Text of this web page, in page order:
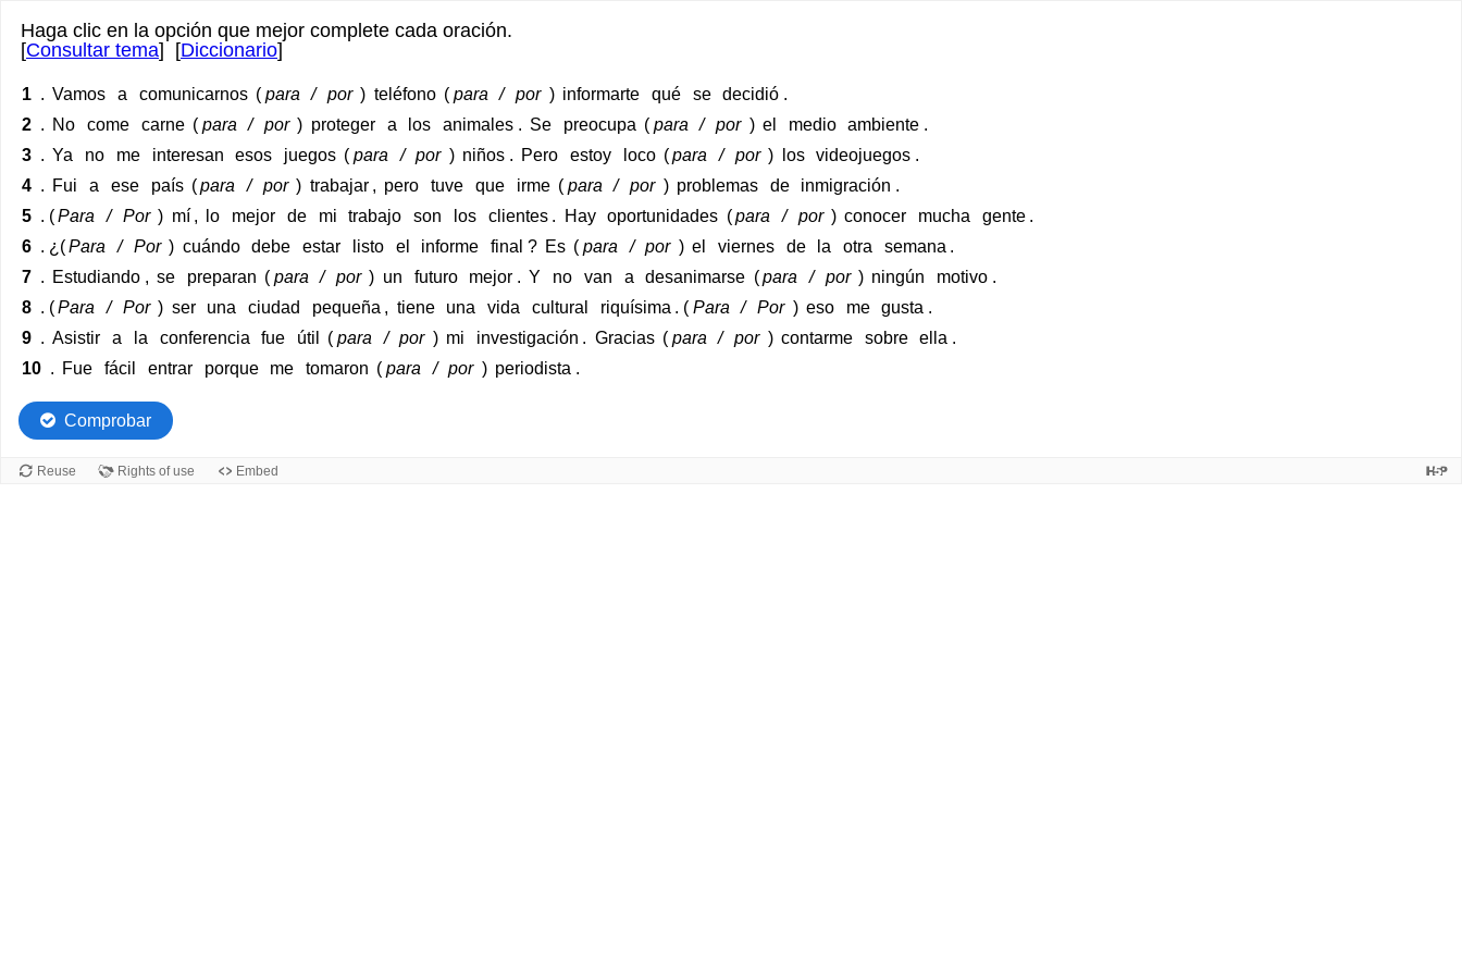
Haga clic en la opción que mejor complete cada oración.
[Consultar tema] [Diccionario]
Full
readable
text
Vamos
a
comunicarnos
(para
)
teléfono
(para
por
Full
text
where
can
be
marked
1 . Vamos a comunicarnos ( para / por ) teléfono ( para / por ) informarte qué se decidió .
2 . No come carne ( para / por ) proteger a los animales . Se preocupa ( para / por ) el medio ambiente .
3 . Ya no me interesan esos juegos ( para / por ) niños . Pero estoy loco (para / por ) los videojuegos .
4 . Fui a ese país (para / por ) trabajar , pero tuve que irme ( para / por ) problemas de inmigración .
5 . (Para / Por ) mí , lo mejor de mi trabajo son los clientes . Hay oportunidades (para / por ) conocer mucha gente .
6 . ¿(Para / Por ) cuándo debe estar listo el informe final ? Es ( para / por ) el viernes de la otra semana .
7 . Estudiando , se preparan ( para / por ) un futuro mejor . Y no van a desanimarse (para / por ) ningún motivo .
8 . (Para / Por ) ser una ciudad pequeña , tiene una vida cultural riquísima . ( Para / Por ) eso me gusta .
9 . Asistir a la conferencia fue útil ( para / por ) mi investigación . Gracias ( para / por ) contarme sobre ella .
10 . Fue fácil entrar porque me tomaron ( para / por ) periodista .
Comprobar
Reuse Rights of use Embed